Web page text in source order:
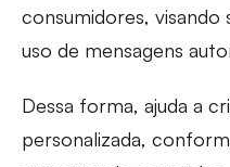
consumidores,
uso de mensagens
Dessa forma, ajuda a
personalizada,